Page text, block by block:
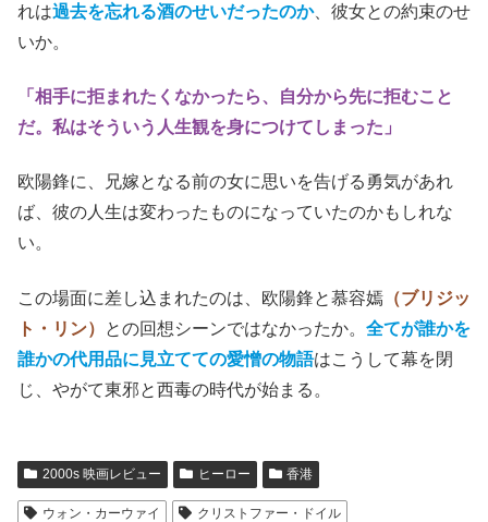
れは過去を忘れる酒のせいだったのか、彼女との約束のせ
いか。
「相手に拒まれたくなかったら、自分から先に拒むこと
だ。私はそういう人生観を身につけてしまった」
欧陽鋒に、兄嫁となる前の女に思いを告げる勇気があれ
ば、彼の人生は変わったものになっていたのかもしれな
い。
この場面に差し込まれたのは、欧陽鋒と慕容嫣 （ブリジッ
ト・リン）
との回想シーンではなかったか。 全てが誰かを
誰かの代用品に見立てての愛憎の物語はこうして幕を閉
じ、やがて東邪と西毒の時代が始まる。
2000s 映画レビュー ヒーロー 香港
ウォン・カーウァイ
クリストファー・ドイル